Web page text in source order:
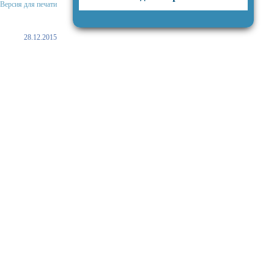
Версия для печати
28.12.2015